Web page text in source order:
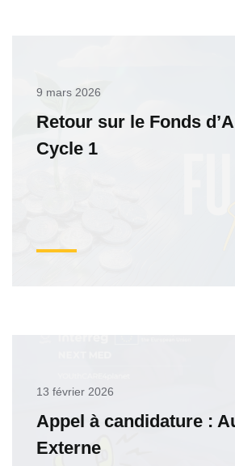
9 mars 2026
Retour sur le Fonds
Cycle 1
13 février 2026
Appel à candidature :
Externe